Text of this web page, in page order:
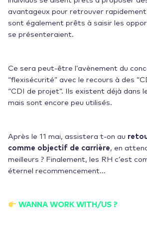
avantageux pour retrouver rapidement
sont également prêts à saisir les
se présenteraient.
Ce sera peut-être l’avènement du
“flexisécurité” avec le recours à des
“CDI de projet”. Ils existent déjà dans
mais sont encore peu utilisés.
Après le 11 mai, assistera t-on au
comme objectif de carrière, en
meilleurs ? Finalement, les RH c’est
éternel recommencement…
WANNA WORK WITH/US ?